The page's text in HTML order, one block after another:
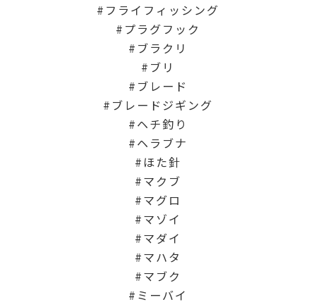
フライフィッシング
プラグフック
ブラクリ
ブリ
ブレード
ブレードジギング
ヘチ釣り
ヘラブナ
ほた針
マクブ
マグロ
マゾイ
マダイ
マハタ
マブク
ミーバイ